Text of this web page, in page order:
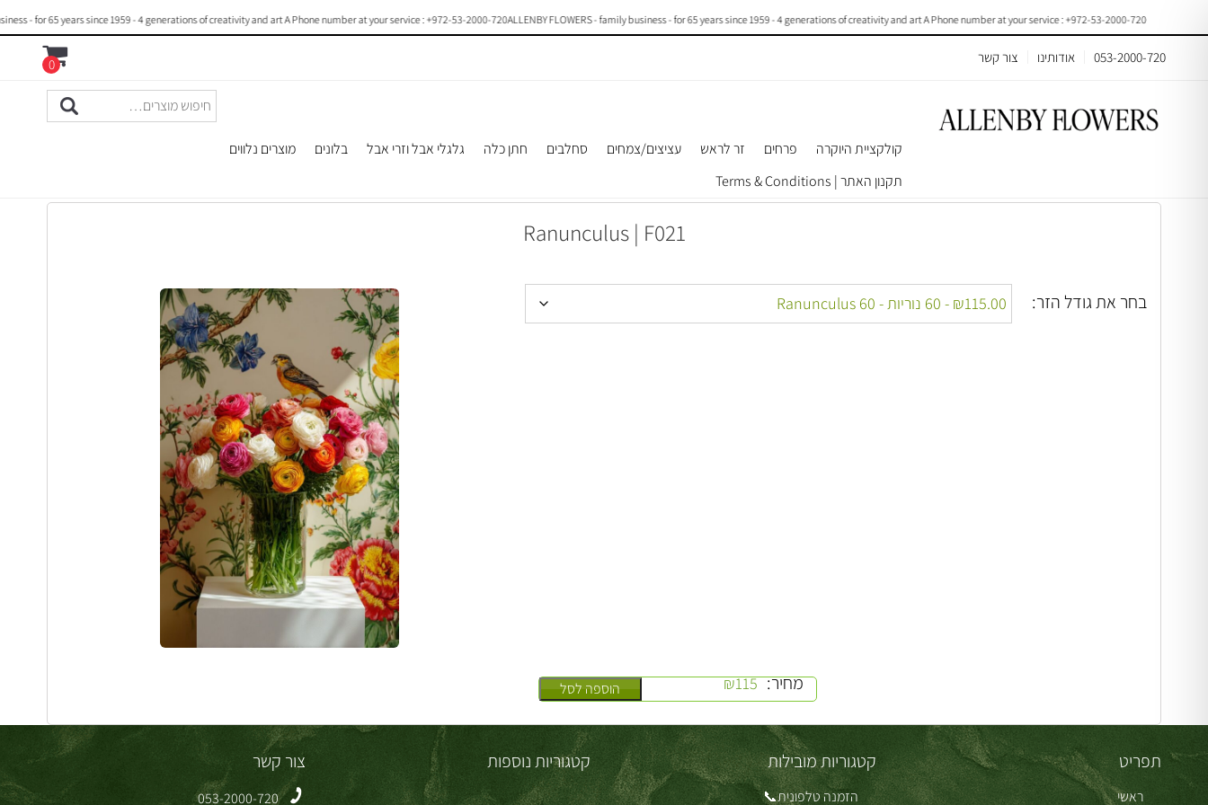
ALLENBY FLOWERS - family business - for 65 years since 1959 - 4 generations of creativity and art A Phone number at your service : +972-53-2000-720
- for 65 years since 1959 - 4 generations of creativity and art A Phone number at your service : +972-53-2000-720
053-2000-720 אודותינו צור קשר 0
קולקציית היוקרה פרחים זר לראש עציצים/צמחים סחלבים חתן כלה גלגלי אבל וזרי אבל בלונים
מוצרים נלווים
תקנון האתר | Terms & Conditions
Ranunculus | F021
בחר את גודל הזר:
מחיר: ₪115 הוספה לסל
תפריט
ראשי
קטגוריות מובילות
הזמנה טלפונית📞
קטגוריות נוספות צור קשר
053-2000-720